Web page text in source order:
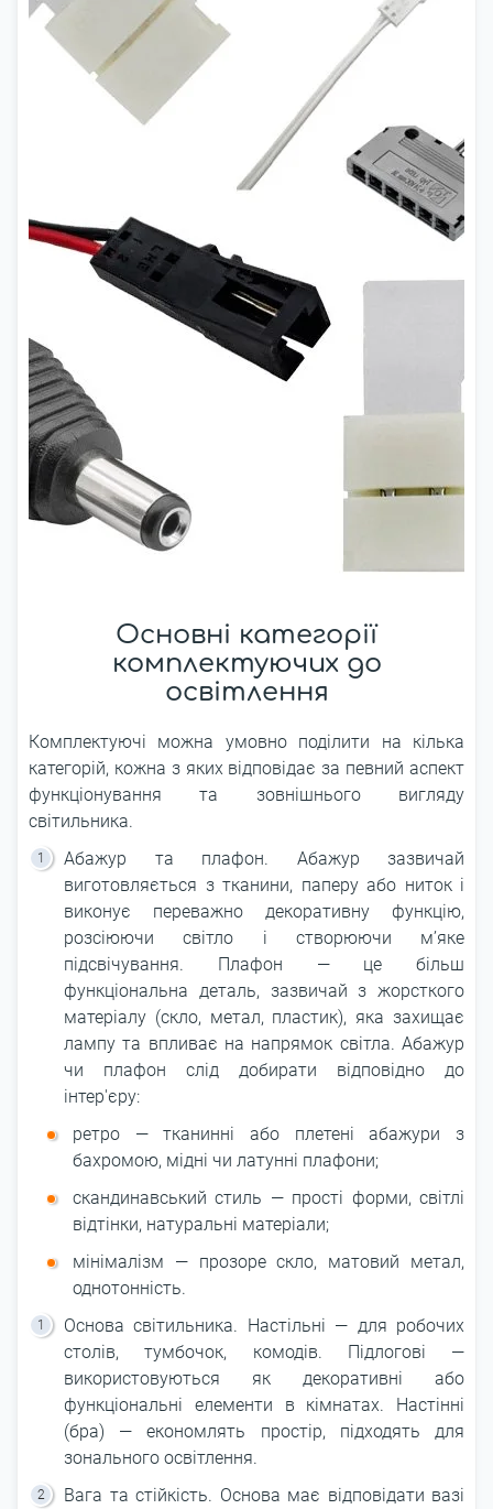
Основні категорії
комплектуючих до
освітлення
Комплектуючі можна умовно поділити на кілька
категорій, кожна з яких відповідає за певний аспект
функціонування та зовнішнього вигляду
світильника.
Абажур та плафон. Абажур зазвичай
виготовляється з тканини, паперу або ниток і
виконує переважно декоративну функцію,
розсіюючи світло і створюючи м’яке
підсвічування. Плафон — це більш
функціональна деталь, зазвичай з жорсткого
матеріалу (скло, метал, пластик), яка захищає
лампу та впливає на напрямок світла. Абажур
чи плафон слід добирати відповідно до
інтер'єру:
ретро — тканинні або плетені абажури з
бахромою, мідні чи латунні плафони;
скандинавський стиль — прості форми, світлі
відтінки, натуральні матеріали;
мінімалізм — прозоре скло, матовий метал,
однотонність.
Основа світильника. Настільні — для робочих
столів, тумбочок, комодів. Підлогові —
використовуються як декоративні або
функціональні елементи в кімнатах. Настінні
(бра) — економлять простір, підходять для
зонального освітлення.
Вага та стійкість. Основа має відповідати вазі